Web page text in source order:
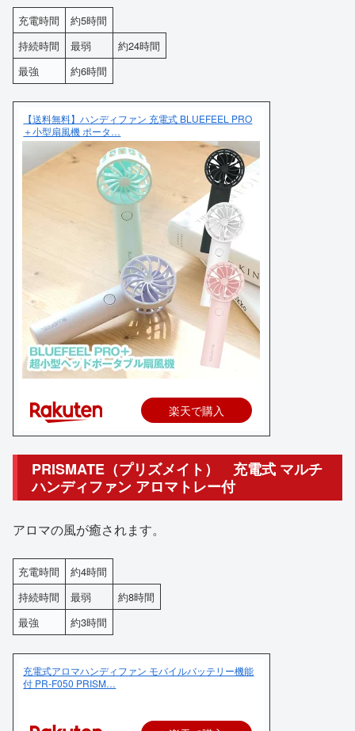
充電時間
約5時間
持続時間
最弱
約24時間
最強
約6時間
【送料無料】ハンディファン 充電式 BLUEFEEL PRO
＋小型扇風機 ポータ…
楽天で購入
PRISMATE（プリズメイト） 充電式 マルチ
ハンディファン アロマトレー付
アロマの風が癒されます。
充電時間
約4時間
持続時間
最弱
約8時間
最強
約3時間
充電式アロマハンディファン モバイルバッテリー機能
付 PR-F050 PRISM…